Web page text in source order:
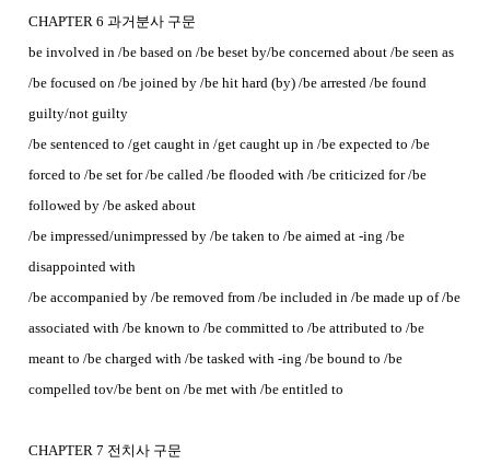
CHAPTER 6 과거분사 구문
be involved in /be based on /be beset by/be concerned about /be seen as
/be focused on /be joined by /be hit hard (by) /be arrested /be found
guilty/not guilty
/be sentenced to /get caught in /get caught up in /be expected to /be
forced to /be set for /be called /be flooded with /be criticized for /be
followed by /be asked about
/be impressed/unimpressed by /be taken to /be aimed at -ing /be
disappointed with
/be accompanied by /be removed from /be included in /be made up of /be
associated with /be known to /be committed to /be attributed to /be
meant to /be charged with /be tasked with -ing /be bound to /be
compelled tov/be bent on /be met with /be entitled to
CHAPTER 7 전치사 구문